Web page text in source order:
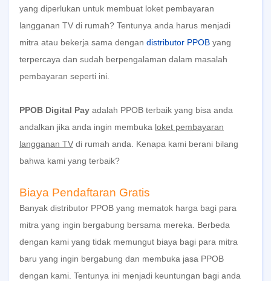
yang diperlukan untuk membuat loket pembayaran
langganan TV di rumah? Tentunya anda harus menjadi
mitra atau bekerja sama dengan distributor PPOB yang
terpercaya dan sudah berpengalaman dalam masalah
pembayaran seperti ini.
PPOB Digital Pay adalah PPOB terbaik yang bisa anda
andalkan jika anda ingin membuka loket pembayaran
langganan TV di rumah anda. Kenapa kami berani bilang
bahwa kami yang terbaik?
Biaya Pendaftaran Gratis
Banyak distributor PPOB yang mematok harga bagi para
mitra yang ingin bergabung bersama mereka. Berbeda
dengan kami yang tidak memungut biaya bagi para mitra
baru yang ingin bergabung dan membuka jasa PPOB
dengan kami. Tentunya ini menjadi keuntungan bagi anda